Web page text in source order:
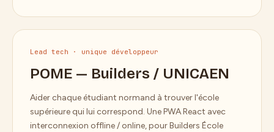
Lead tech · unique développeur
POME — Builders / UNICAEN
Aider chaque étudiant normand à trouver l'école
supérieure qui lui correspond. Une PWA React avec
interconnexion offline / online, pour Builders École